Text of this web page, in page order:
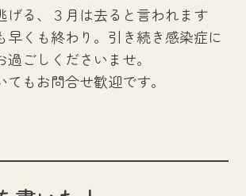
げる、３月は去ると言われます
早くも終わり。引き続き感染症に
ごしくださいませ。
もお問合せ歓迎です。